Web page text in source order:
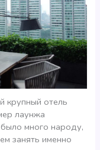
крупный отель
лаунжа
много народу,
занять именно